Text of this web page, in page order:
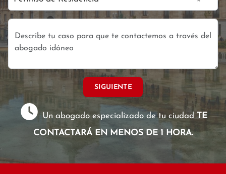
SIGUIENTE
Un abogado especializado de tu ciudadTE
CONTACTARÁ EN MENOS DE 1 HORA.